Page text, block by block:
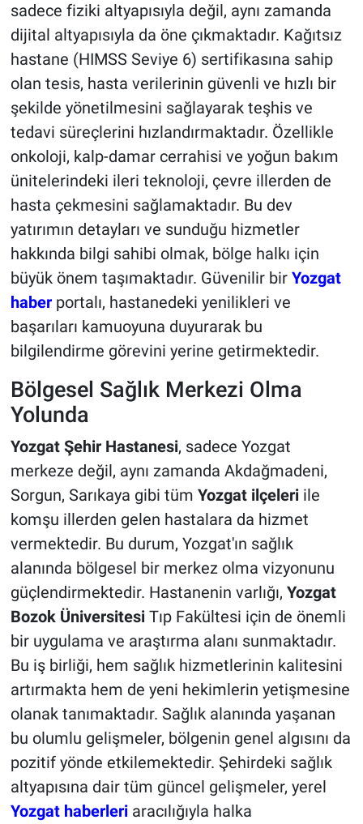
sadece fiziki altyapısıyla değil, aynı zamanda
dijital altyapısıyla da öne çıkmaktadır. Kağıtsız
hastane (HIMSS Seviye 6) sertifikasına sahip
olan tesis, hasta verilerinin güvenli ve hızlı bir
şekilde yönetilmesini sağlayarak teşhis ve
tedavi süreçlerini hızlandırmaktadır. Özellikle
onkoloji, kalp-damar cerrahisi ve yoğun bakım
ünitelerindeki ileri teknoloji, çevre illerden de
hasta çekmesini sağlamaktadır. Bu dev
yatırımın detayları ve sunduğu hizmetler
hakkında bilgi sahibi olmak, bölge halkı için
büyük önem taşımaktadır. Güvenilir bir Yozgat
haberportalı, hastanedeki yenilikleri ve
başarıları kamuoyuna duyurarak bu
bilgilendirme görevini yerine getirmektedir.
Bölgesel Sağlık Merkezi Olma
Yolunda
Yozgat Şehir Hastanesi, sadece Yozgat
merkeze değil, aynı zamanda Akdağmadeni,
Sorgun, Sarıkaya gibi tüm Yozgat ilçeleriile
komşu illerden gelen hastalara da hizmet
vermektedir. Bu durum, Yozgat'ın sağlık
alanında bölgesel bir merkez olma vizyonunu
güçlendirmektedir. Hastanenin varlığı, Yozgat
Bozok ÜniversitesiTıp Fakültesi için de önemli
bir uygulama ve araştırma alanı sunmaktadır.
Bu iş birliği, hem sağlık hizmetlerinin kalitesini
artırmakta hem de yeni hekimlerin yetişmesine
olanak tanımaktadır. Sağlık alanında yaşanan
bu olumlu gelişmeler, bölgenin genel algısını da
pozitif yönde etkilemektedir. Şehirdeki sağlık
altyapısına dair tüm güncel gelişmeler, yerel
Yozgat haberleriaracılığıyla halka